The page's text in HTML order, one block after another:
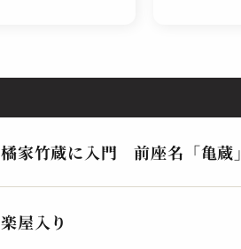
橘家竹蔵に入門 前座名「亀蔵」
楽屋入り